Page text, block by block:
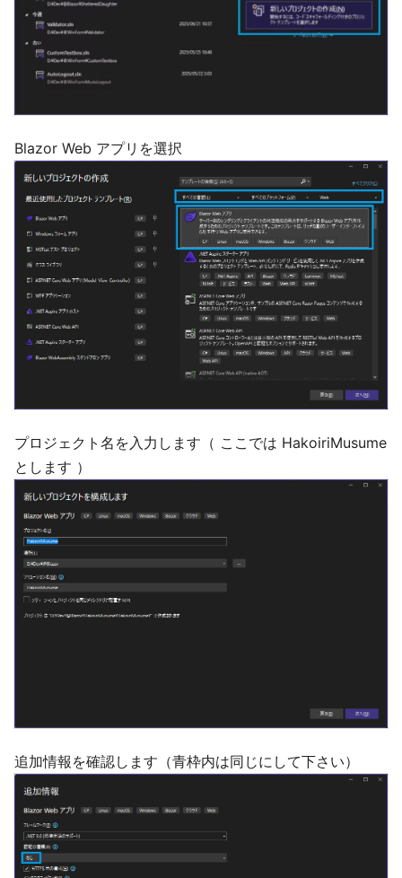
Blazor Web アプリを選択
プロジェクト名を入力します（ ここでは HakoiriMusume
とします ）
追加情報を確認します（青枠内は同じにして下さい）